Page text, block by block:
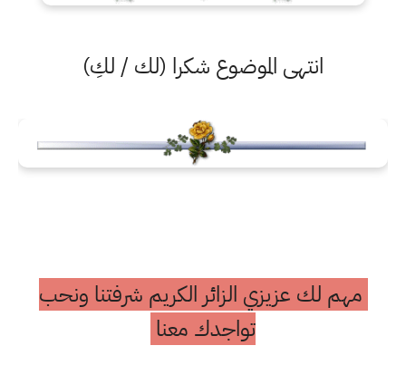
انتهى الموضوع شكرا (لك / لكِ)
مهم لك عزيزي الزائر الكريم شرفتنا ونحب
تواجدك معنا